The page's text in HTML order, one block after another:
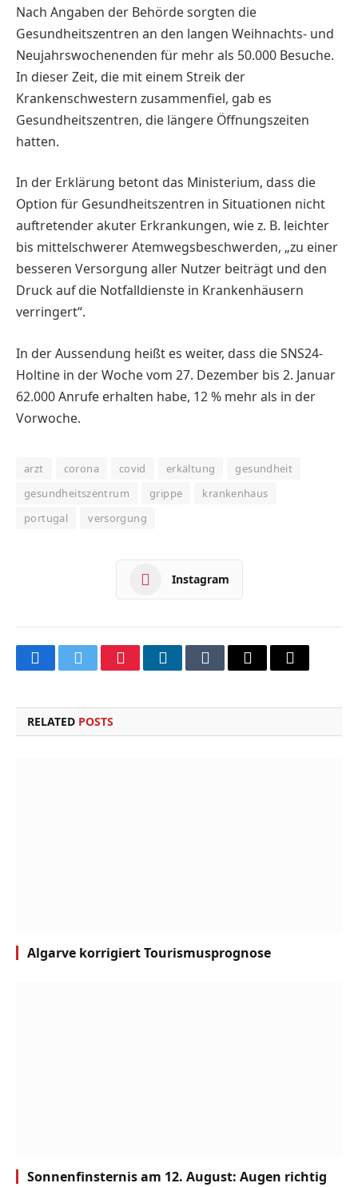
Nach Angaben der Behörde sorgten die
Gesundheitszentren an den langen Weihnachts- und
Neujahrswochenenden für mehr als 50.000 Besuche.
In dieser Zeit, die mit einem Streik der
Krankenschwestern zusammenfiel, gab es
Gesundheitszentren, die längere Öffnungszeiten
hatten.
In der Erklärung betont das Ministerium, dass die
Option für Gesundheitszentren in Situationen nicht
auftretender akuter Erkrankungen, wie z. B. leichter
bis mittelschwerer Atemwegsbeschwerden, „zu einer
besseren Versorgung aller Nutzer beiträgt und den
Druck auf die Notfalldienste in Krankenhäusern
verringert“.
In der Aussendung heißt es weiter, dass die SNS24-
Holtine in der Woche vom 27. Dezember bis 2. Januar
62.000 Anrufe erhalten habe, 12 % mehr als in der
Vorwoche.
arzt corona covid erkältung
gesundheit
gesundheitszentrum
grippe
krankenhaus
portugal
versorgung
Instagram
FacebookTwitterPinterestLinkedInTumblrEmail
Copy
RELATED POSTS
Algarve korrigiert Tourismusprognose
Sonnenfinsternis am 12. August: Augen richtig